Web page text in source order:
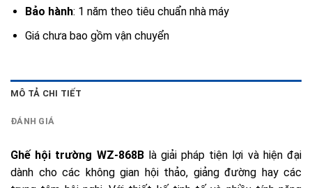
Bảo hành: 1 năm theo tiêu chuẩn nhà máy
Giá chưa bao gồm vận chuyển
MÔ TẢ CHI TIẾT
ĐÁNH GIÁ